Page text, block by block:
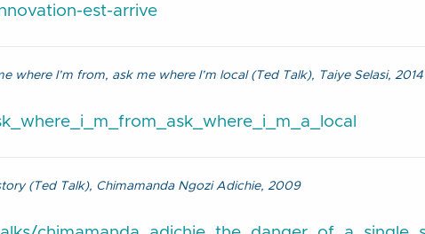
est-arrive
where I’m from, ask me where I’m local (Ted Talk), Taiye Selasi, 2014
(Ted Talk), Chimamanda Ngozi Adichie, 2009